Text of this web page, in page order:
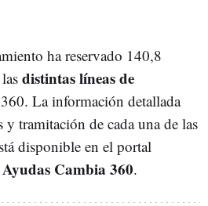
ha reservado 140,8
distintas líneas de
La información detallada
y tramitación de cada una de las
disponible en el portal
Cambia 360.